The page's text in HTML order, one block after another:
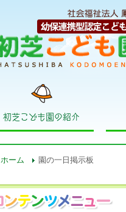
初芝こども園の紹介
ホーム 園の一日掲示板